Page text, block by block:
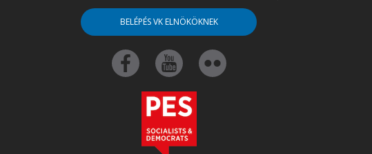
BELÉPÉS VK ELNÖKÖKNEK